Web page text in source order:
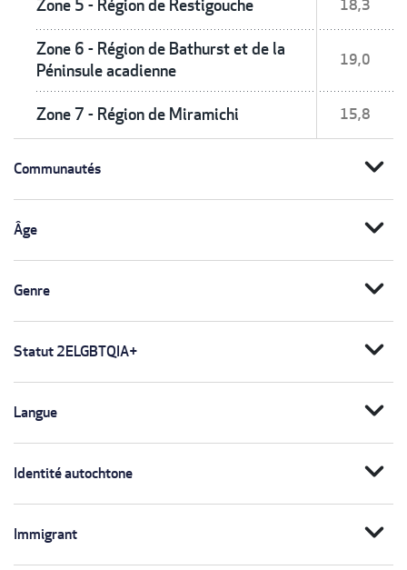
Zone 5 - Région de Restigouche 18,3
Zone 6 - Région de Bathurst et de la
Péninsule acadienne
19,0
Zone 7 - Région de Miramichi 15,8
Communautés expand_more
Âge expand_more
Genre expand_more
Statut 2ELGBTQIA+ expand_more
Langue expand_more
Identité autochtone expand_more
Immigrant expand_more